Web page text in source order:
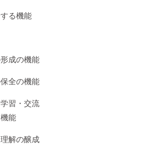
る機能
成の機能
全の機能
習・交流
能
解の醸成